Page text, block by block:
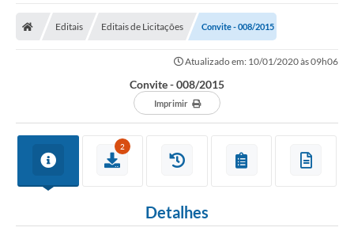
Editais Editais de Licitações Convite - 008/2015
Atualizado em: 10/01/2020 às 09h06
Convite - 008/2015
Imprimir
2
Detalhes